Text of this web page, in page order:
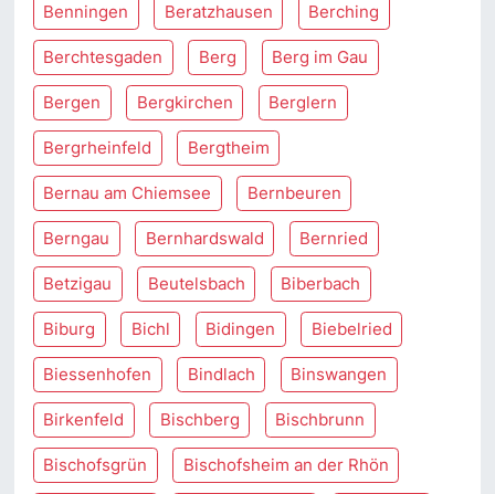
Benningen Beratzhausen Berching
Berchtesgaden Berg Berg im Gau
Bergen Bergkirchen Berglern
Bergrheinfeld Bergtheim
Bernau am Chiemsee Bernbeuren
Berngau Bernhardswald Bernried
Betzigau Beutelsbach Biberbach
Biburg Bichl Bidingen Biebelried
Biessenhofen Bindlach Binswangen
Birkenfeld Bischberg Bischbrunn
Bischofsgrün Bischofsheim an der Rhön